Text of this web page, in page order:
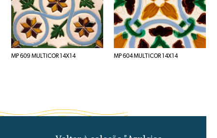
MP 609 MULTICOR 14X14 MP 604 MULTICOR 14X14